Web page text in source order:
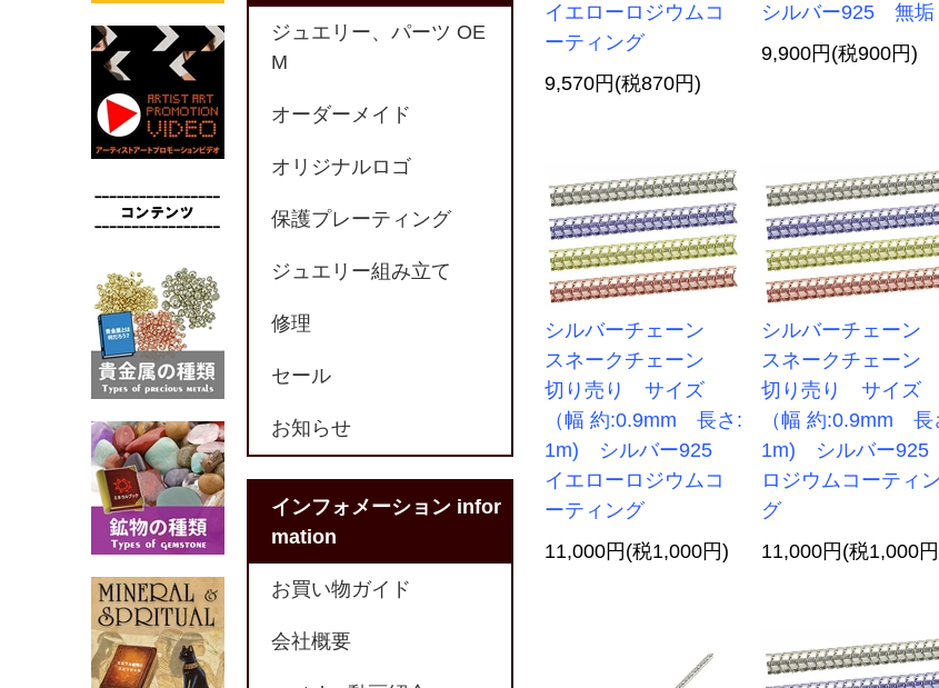
イエローロジウムコ
ーティング
9,570円(税870円)
シルバー925 無垢
9,900円(税900円)
シルバーチェーン
スネークチェーン
切り売り サイズ
（幅 約:0.9mm 長さ:
1m) シルバー925
イエローロジウムコ
ーティング
11,000円(税1,000円)
シルバーチェーン
スネークチェーン
切り売り サイズ
（幅 約:0.9mm 長
1m) シルバー925
ロジウムコーティン
グ
11,000円(税1,000
ジュエリー、パーツ OE
M
オーダーメイド
オリジナルロゴ
保護プレーティング
ジュエリー組み立て
修理
セール
お知らせ
インフォメーション infor
mation
お買い物ガイド
会社概要